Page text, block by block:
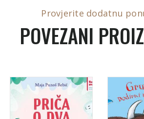
Provjerite dodatnu
POVEZANI